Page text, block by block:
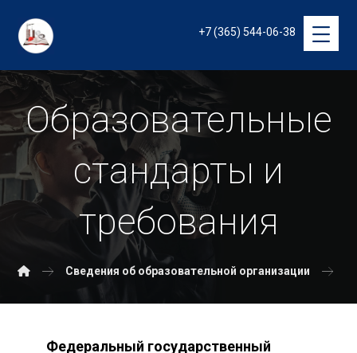
+7 (365) 544-06-38
Образовательные
стандарты и
требования
Сведения об образовательной организации
Федеральный государственный